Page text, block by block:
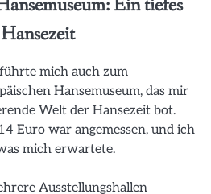
Ein tiefes
mich auch zum
Hansemuseum, das mir
Welt der Hansezeit bot.
Euro war angemessen, und ich
mich erwartete.
Ausstellungshallen